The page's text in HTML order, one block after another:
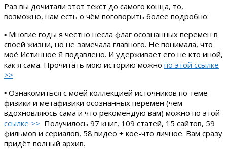
Раз вы дочитали этот текст до самого конца, то,
возможно, нам есть о чём поговорить более подробно:
▪ Многие годы я честно несла флаг осознанных перемен в
своей жизни, но не замечала главного. Не понимала, что
моё Истинное Я подавлено. И удерживает его не кто иной,
как я сама. Прочитать мою историю можно по этой ссылке
>>
▪ Ознакомиться с моей коллекцией источников по теме
физики и метафизики осознанных перемен (чем
вдохновляюсь сама и что рекомендую вам) можно по этой
ссылке >> Получилось 97 книг, 109 статей, 15 сайтов, 59
фильмов и сериалов, 58 видео + кое-что личное. Вам сразу
придёт полный архив.